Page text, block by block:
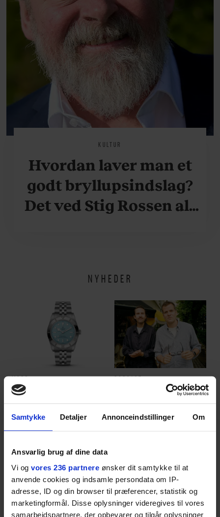
Samtykke Detaljer Annonceindstillinger Om
Ansvarlig brug af dine data
Vi og vores 236 partnere ønsker dit samtykke til at
anvende cookies og indsamle persondata om IP-
adresse, ID og din browser til præferencer, statistik og
marketingformål. Disse oplysninger videregives til vores
samarbejdspartnere, der opbevarer og tilgår oplysninger
KULTUR
Hvordan laver man et
godt bryllupsindslag?
Det ved Stig Rossen alt
NYHEDER
MODE
På udkig efter et
sommerligt ur? Vi har
PODCAST
Det er alt for nemt at
brokke sig: Nyt afsnit af
om alt det, der gør
ANBEFALET